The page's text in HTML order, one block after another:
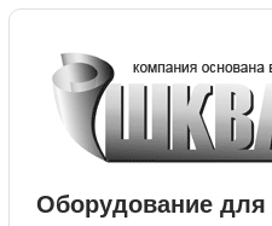
Оборудование для